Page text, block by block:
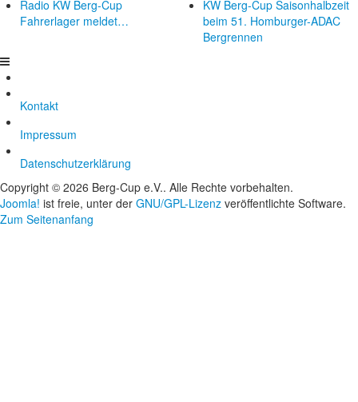
Radio KW Berg-Cup
Fahrerlager meldet…
KW Berg-Cup Saisonhalbzeit
beim 51. Homburger-ADAC
Bergrennen
Kontakt
Impressum
Datenschutzerklärung
Copyright © 2026 Berg-Cup e.V.. Alle Rechte vorbehalten.
Joomla! ist freie, unter der GNU/GPL-Lizenz veröffentlichte Software.
Zum Seitenanfang